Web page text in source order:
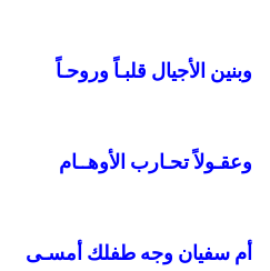
وبنين الأجيال قلبـاً وروحـاً
وعقـولاً تحـارب الأوهــام
أم سفيان وجه طفلك أمسـى